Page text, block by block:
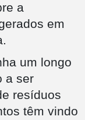
a
em
um longo
a ser
resíduos
têm vindo